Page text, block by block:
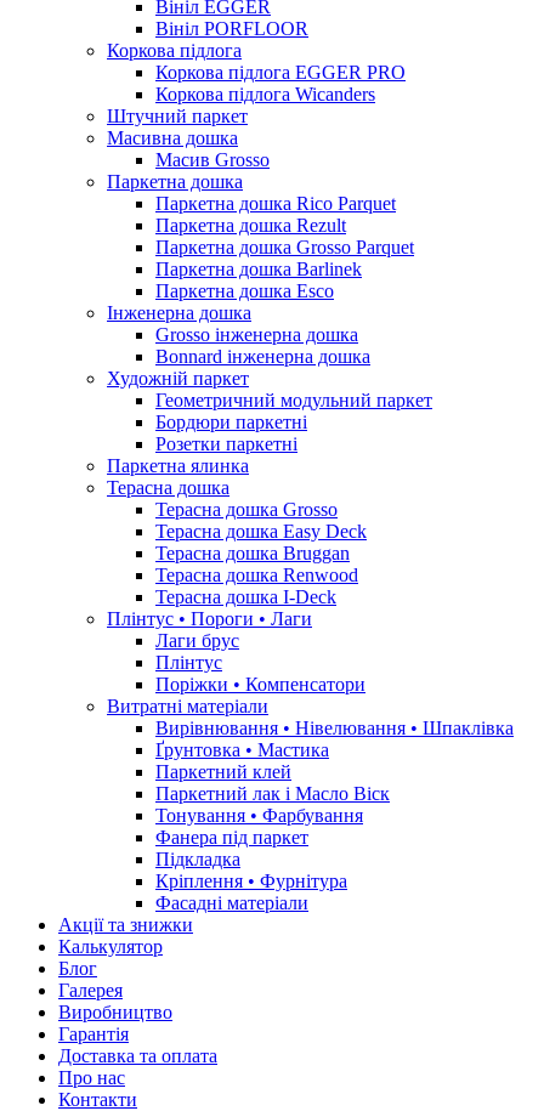
Вініл EGGER
Вініл PORFLOOR
Коркова підлога
Коркова підлога EGGER PRO
Коркова підлога Wicanders
Штучний паркет
Масивна дошка
Масив Grosso
Паркетна дошка
Паркетна дошка Rico Parquet
Паркетна дошка Rezult
Паркетна дошка Grosso Parquet
Паркетна дошка Barlinek
Паркетна дошка Esco
Інженерна дошка
Grosso інженерна дошка
Bonnard інженерна дошка
Художній паркет
Геометричний модульний паркет
Бордюри паркетні
Розетки паркетні
Паркетна ялинка
Терасна дошка
Терасна дошка Grosso
Терасна дошка Easy Deck
Терасна дошка Bruggan
Терасна дошка Renwood
Терасна дошка I-Deck
Плінтус • Пороги • Лаги
Лаги брус
Плінтус
Поріжки • Компенсатори
Витратні матеріали
Вирівнювання • Нівелювання • Шпаклівка
Ґрунтовкa • Мастика
Паркетний клей
Паркетний лак і Масло Віск
Тонування • Фарбування
Фанера під паркет
Підкладка
Кріплення • Фурнітура
Фасадні матеріали
Акції та знижки
Калькулятор
Блог
Галерея
Виробництво
Гарантія
Доставка та оплата
Про нас
Контакти